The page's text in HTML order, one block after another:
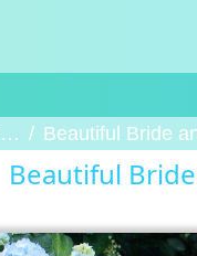
Beautiful Bride and
Beautiful